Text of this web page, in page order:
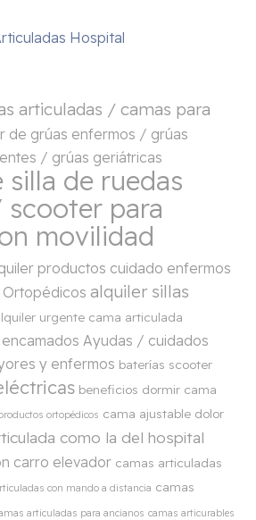
Hospital
articuladas / camas para
de grúas enfermos / grúas
/ grúas geriátricas
silla de ruedas
para
movilidad
productos cuidado enfermos
alquiler sillas
urgente cama articulada
Ayudas / cuidados
y enfermos baterías scooter
beneficios dormir cama
ortopédicos cama ajustable dolor
como la del hospital
carro elevador camas articuladas
con mando a distancia camas
articuladas para ancianos camas articurables